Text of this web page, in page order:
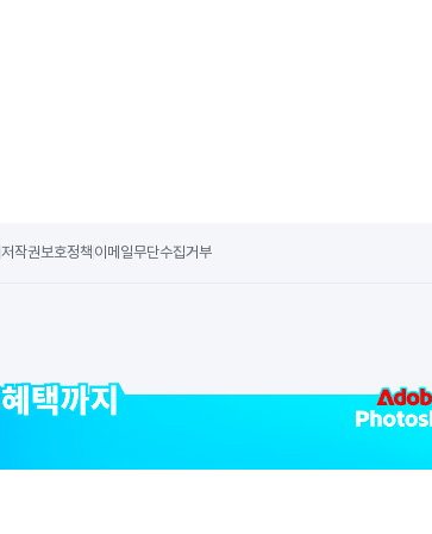
저작권보호정책 이메일무단수집거부